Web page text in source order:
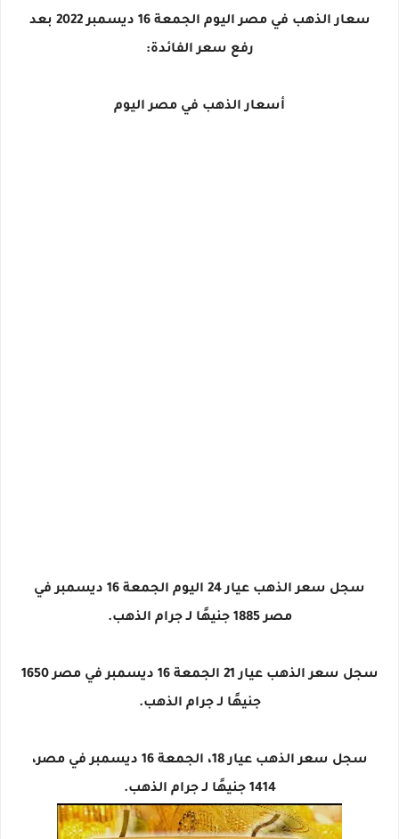
سعار الذهب في مصر اليوم الجمعة 16 ديسمبر 2022 بعد
رفع سعر الفائدة:
أسعار الذهب في مصر اليوم
سجل سعر الذهب عيار 24 اليوم الجمعة 16 ديسمبر في
مصر 1885 جنيهًا لـ جرام الذهب.
سجل سعر الذهب عيار 21 الجمعة 16 ديسمبر في مصر 1650
جنيهًا لـ جرام الذهب.
سجل سعر الذهب عيار 18، الجمعة 16 ديسمبر في مصر،
1414 جنيهًا لـ جرام الذهب.